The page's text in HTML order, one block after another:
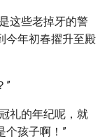
这些老掉牙的警
今年初春擢升至殿
”
礼的年纪呢，就
个孩子啊！”